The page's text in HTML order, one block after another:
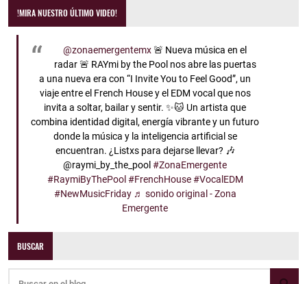
!MIRA NUESTRO ÚLTIMO VIDEO!
@zonaemergentemx🚨 Nueva música en el
radar 🚨 RAYmi by the Pool nos abre las puertas
a una nueva era con “I Invite You to Feel Good”, un
viaje entre el French House y el EDM vocal que nos
invita a soltar, bailar y sentir. ✨🐱 Un artista que
combina identidad digital, energía vibrante y un futuro
donde la música y la inteligencia artificial se
encuentran. ¿Listxs para dejarse llevar? 🎶
@raymi_by_the_pool#ZonaEmergente
#RaymiByThePool #FrenchHouse #VocalEDM
#NewMusicFriday ♬ sonido original - Zona
Emergente
BUSCAR